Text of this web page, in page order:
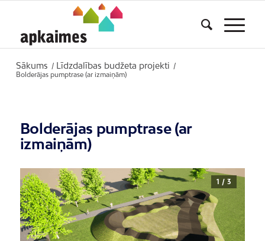
Sākums / Līdzdalības budžeta projekti
/
Bolderājas pumptrase (ar izmaiņām)
Bolderājas pumptrase (ar
izmaiņām)
1 / 3